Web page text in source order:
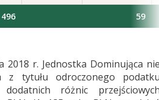
59
2018 r. Jednostka Dominująca
z tytułu odroczonego
różnic